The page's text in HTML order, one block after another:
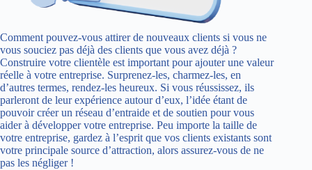
Comment pouvez-vous attirer de nouveaux clients si vous ne
vous souciez pas déjà des clients que vous avez déjà ?
Construire votre clientèle est important pour ajouter une valeur
réelle à votre entreprise. Surprenez-les, charmez-les, en
d’autres termes, rendez-les heureux. Si vous réussissez, ils
parleront de leur expérience autour d’eux, l’idée étant de
pouvoir créer un réseau d’entraide et de soutien pour vous
aider à développer votre entreprise. Peu importe la taille de
votre entreprise, gardez à l’esprit que vos clients existants sont
votre principale source d’attraction, alors assurez-vous de ne
pas les négliger !